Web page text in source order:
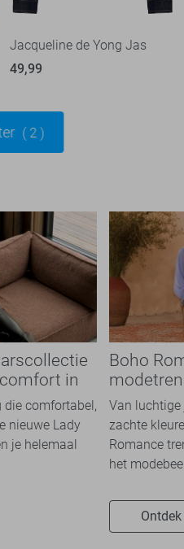
Jacqueline de Yong Jas
49,99
2
in
die comfortabel,
nieuwe Lady
je helemaal
Boho
overal
Van luchtige
zachte
Romance
het